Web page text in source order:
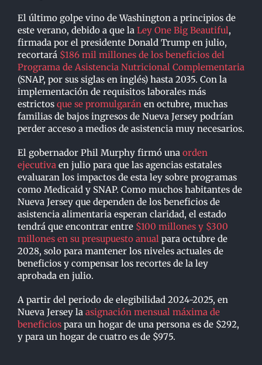
El último golpe vino de Washington a principios de
este verano, debido a que la Ley One Big Beautiful,
firmada por el presidente Donald Trump en julio,
recortará $186 mil millones de los beneficios del
Programa de Asistencia Nutricional Complementaria
(SNAP, por sus siglas en inglés) hasta 2035. Con la
implementación de requisitos laborales más
estrictos que se promulgarán en octubre, muchas
familias de bajos ingresos de Nueva Jersey podrían
perder acceso a medios de asistencia muy necesarios.
El gobernador Phil Murphy firmó una orden
ejecutiva en julio para que las agencias estatales
evaluaran los impactos de esta ley sobre programas
como Medicaid y SNAP. Como muchos habitantes de
Nueva Jersey que dependen de los beneficios de
asistencia alimentaria esperan claridad, el estado
tendrá que encontrar entre $100 millones y $300
millones en su presupuesto anual para octubre de
2028, solo para mantener los niveles actuales de
beneficios y compensar los recortes de la ley
aprobada en julio.
A partir del periodo de elegibilidad 2024-2025, en
Nueva Jersey la asignación mensual máxima de
beneficios para un hogar de una persona es de $292,
y para un hogar de cuatro es de $975.